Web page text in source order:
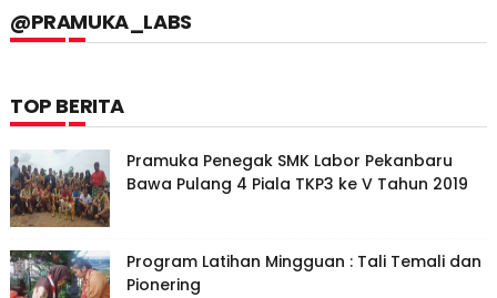
@PRAMUKA_LABS
TOP BERITA
Pramuka Penegak SMK Labor Pekanbaru
Bawa Pulang 4 Piala TKP3 ke V Tahun 2019
Program Latihan Mingguan : Tali Temali dan
Pionering